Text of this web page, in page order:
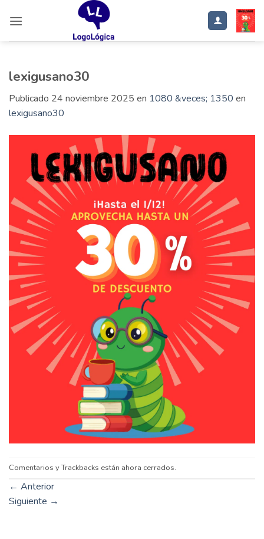
lexigusano30
Publicado 24 noviembre 2025 en 1080 &veces; 1350 en
lexigusano30
Comentarios y Trackbacks están ahora cerrados.
← Anterior
Siguiente →